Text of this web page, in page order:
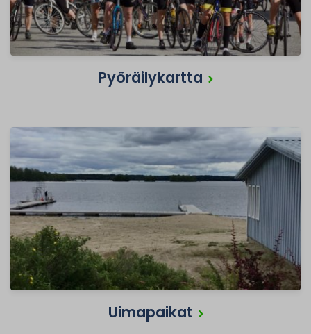
Pyöräilykartta
Uimapaikat